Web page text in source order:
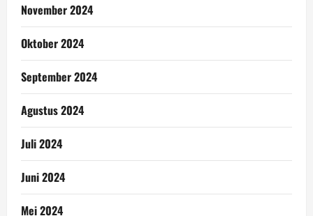
November 2024
Oktober 2024
September 2024
Agustus 2024
Juli 2024
Juni 2024
Mei 2024